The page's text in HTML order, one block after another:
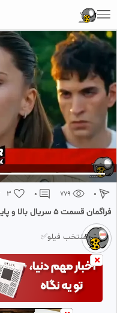
5
تبلیغ 1 از 2
3 0 779 0
فراگمان قسمت 5 سریال بالا و پایین استانبول
فراگمان قسمت 5 سریال بالا و پایین استانبول
منتخب فیلو✅